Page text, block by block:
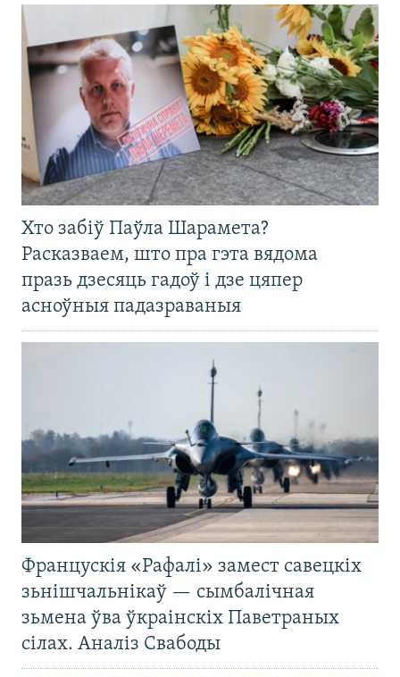
Хто забіў Паўла Шарамета?
Расказваем, што пра гэта вядома
празь дзесяць гадоў і дзе цяпер
асноўныя падазраваныя
Францускія «Рафалі» замест савецкіх
зьнішчальнікаў — сымбалічная
зьмена ўва ўкраінскіх Паветраных
сілах. Аналіз Свабоды